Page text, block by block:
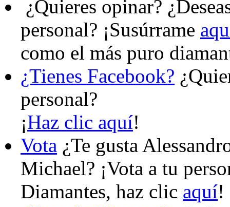
¿Quieres opinar?
personal? ¡Susúrrame
como el más puro
¿Tienes Facebook?
personal?
¡Haz clic aquí!
Vota ¿Te gusta
Michael? ¡Vota a tu
Diamantes, haz clic aquí!